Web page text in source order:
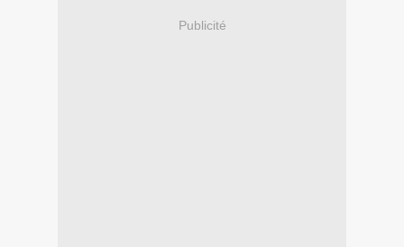
Publicité